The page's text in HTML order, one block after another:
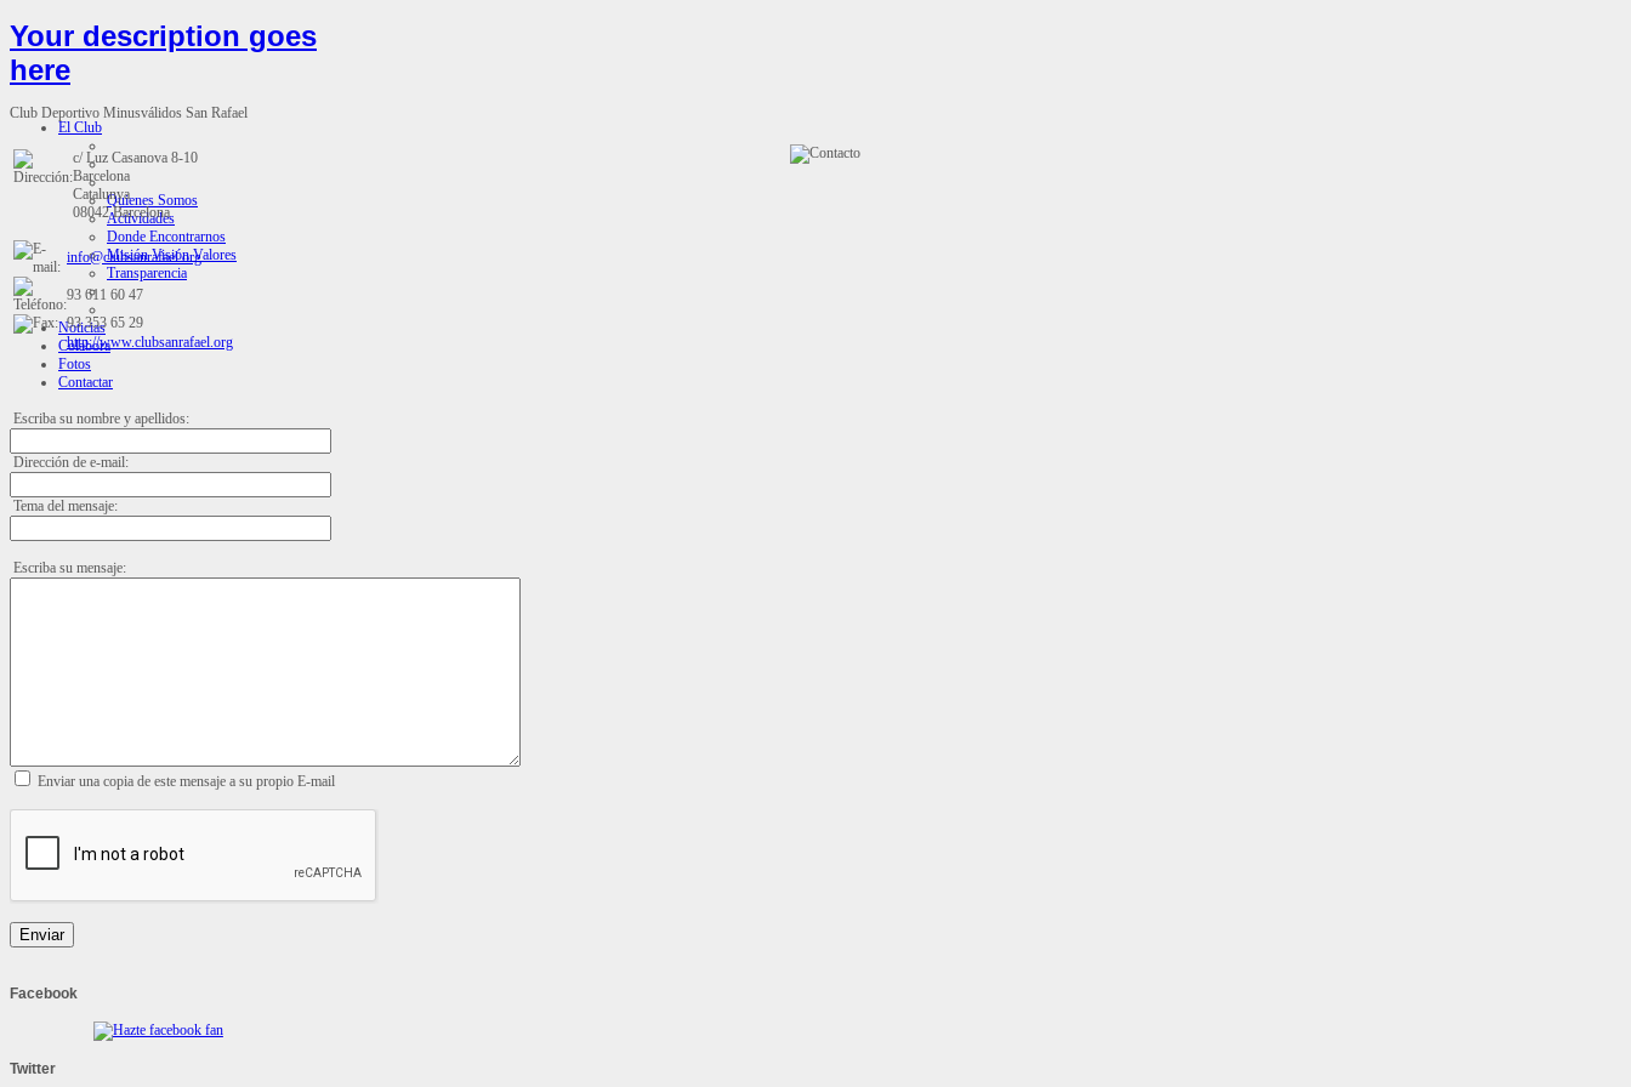
Your description goes
here
El Club
Quienes Somos
Actividades
Donde Encontrarnos
Misión Visión Valores
Transparencia
Noticias
Colabora
Fotos
Contactar
Club Deportivo Minusválidos San Rafael
c/ Luz Casanova 8-10
Barcelona
Catalunya
08042 Barcelona
info@clubsanrafael.org
93 611 60 47
93 353 65 29
http://www.clubsanrafael.org
Escriba su nombre y apellidos:
Dirección de e-mail:
Tema del mensaje:
Escriba su mensaje:
Enviar una copia de este mensaje a su propio E-mail
Enviar
Facebook
Twitter